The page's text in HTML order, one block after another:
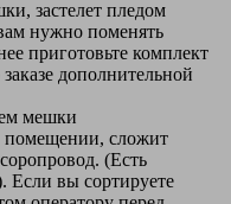
застелет пледом
нужно поменять
приготовьте комплект
дополнительной
мешки
помещении, сложит
(Есть
Если вы сортируете